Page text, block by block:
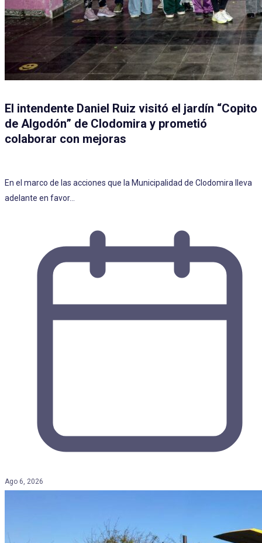
El intendente Daniel Ruiz visitó el jardín “Copito
de Algodón” de Clodomira y prometió
colaborar con mejoras
En el marco de las acciones que la Municipalidad de Clodomira lleva
adelante en favor…
Ago 6, 2026